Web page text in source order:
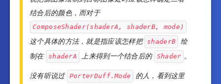
结合后的颜色，而对于
ComposeShader(shaderA, shaderB, mode)
这个具体的方法，就是指应该怎样把 shaderB
绘
制在 shaderA 上来得到一个结合后的 Shader 。
没有听说过 PorterDuff.Mode
的人，看到这里